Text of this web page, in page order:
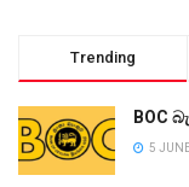
Trending
BOC
5